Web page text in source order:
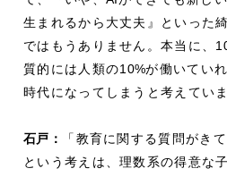
生まれるから大丈夫』といった
ではもうありません。本当に、
質的には人類の10%が働いてい
時代になってしまうと考えていま
石戸： 「教育に関する質問がき
という考えは、理数系の得意な